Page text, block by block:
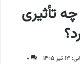
تأثیری
۰